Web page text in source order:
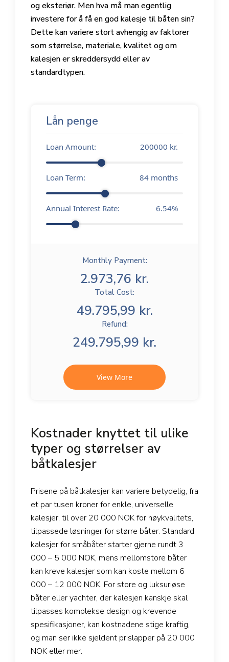
og eksteriør. Men hva må man egentlig
investere for å få en god kalesje til båten sin?
Dette kan variere stort avhengig av faktorer
som størrelse, materiale, kvalitet og om
kalesjen er skreddersydd eller av
standardtypen.
Lån penge
Loan Amount: 200000 kr.
Loan Term: 84 months
Annual Interest Rate: 6.54%
Monthly Payment:
2.973,76 kr.
Total Cost:
49.795,99 kr.
Refund:
249.795,99 kr.
View More
Kostnader knyttet til ulike
typer og størrelser av
båtkalesjer
Prisene på båtkalesjer kan variere betydelig, fra
et par tusen kroner for enkle, universelle
kalesjer, til over 20 000 NOK for høykvalitets,
tilpassede løsninger for større båter. Standard
kalesjer for småbåter starter gjerne rundt 3
000 – 5 000 NOK, mens mellomstore båter
kan kreve kalesjer som kan koste mellom 6
000 – 12 000 NOK. For store og luksuriøse
båter eller yachter, der kalesjen kanskje skal
tilpasses komplekse design og krevende
spesifikasjoner, kan kostnadene stige kraftig,
og man ser ikke sjeldent prislapper på 20 000
NOK eller mer.